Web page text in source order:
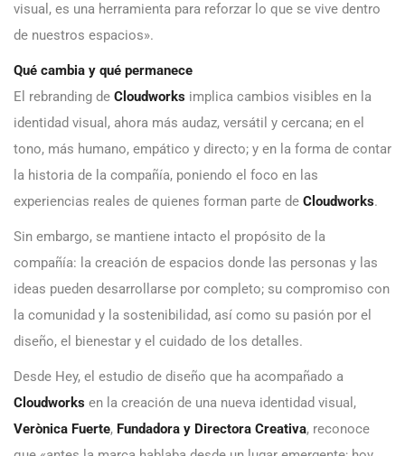
visual, es una herramienta para reforzar lo que se vive dentro
de nuestros espacios».
Qué cambia y qué permanece
El rebranding de Cloudworks implica cambios visibles en la
identidad visual, ahora más audaz, versátil y cercana; en el
tono, más humano, empático y directo; y en la forma de contar
la historia de la compañía, poniendo el foco en las
experiencias reales de quienes forman parte de Cloudworks.
Sin embargo, se mantiene intacto el propósito de la
compañía: la creación de espacios donde las personas y las
ideas pueden desarrollarse por completo; su compromiso con
la comunidad y la sostenibilidad, así como su pasión por el
diseño, el bienestar y el cuidado de los detalles.
Desde Hey, el estudio de diseño que ha acompañado a
Cloudworks en la creación de una nueva identidad visual,
Verònica Fuerte, Fundadora y Directora Creativa, reconoce